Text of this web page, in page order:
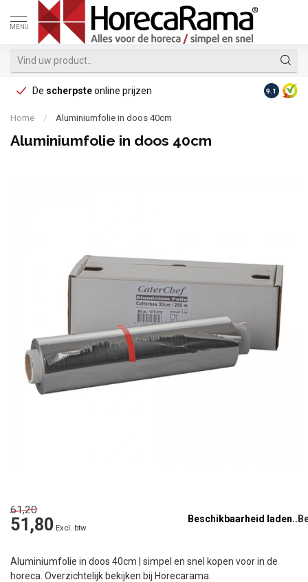
MENU
De scherpsteonline prijzen Op
9.1
Home / Aluminiumfolie in doos 40cm
Aluminiumfolie in doos 40cm
61,20
51,80 Excl. btw
Beschikbaarheid laden..
Aluminiumfolie in doos 40cm | simpel en snel kopen voor in de
horeca. Overzichtelijk bekijken bij Horecarama.